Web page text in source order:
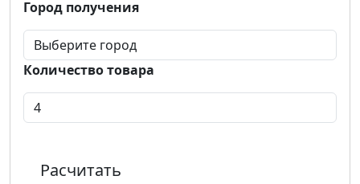
Город получения
Количество товара
Расчитать